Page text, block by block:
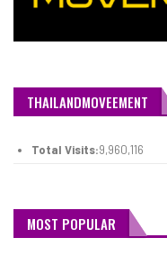
THAILANDMOVEEMENT
Total Visits:9,960,116
MOST POPULAR